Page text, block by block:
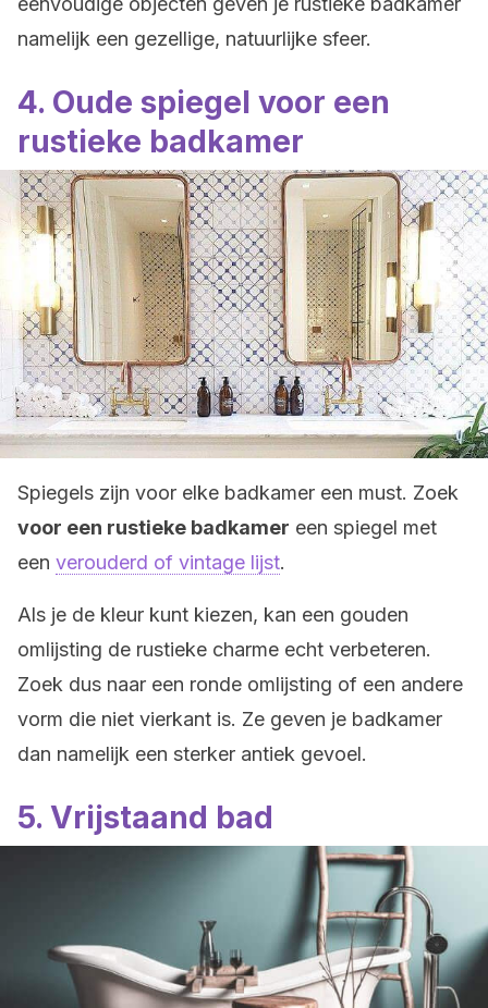
namelijk een gezellige, natuurlijke sfeer.
4. Oude spiegel voor een
rustieke badkamer
Spiegels zijn voor elke badkamer een must. Zoek
voor een rustieke badkamer een spiegel met
een verouderd of vintage lijst.
Als je de kleur kunt kiezen, kan een gouden
omlijsting de rustieke charme echt verbeteren.
Zoek dus naar een ronde omlijsting of een andere
vorm die niet vierkant is. Ze geven je badkamer
dan namelijk een sterker antiek gevoel.
5. Vrijstaand bad